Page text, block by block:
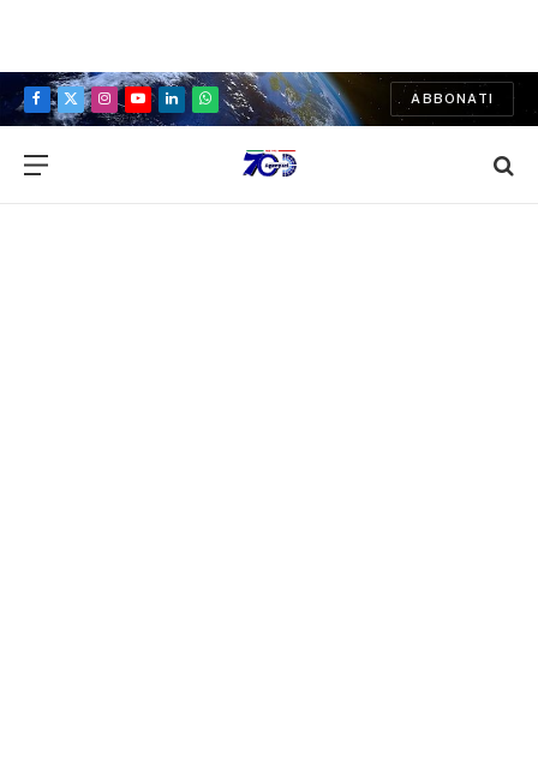
Facebook
X
Instagram
YouTubeLinkedInWhatsApp
ABBONATI